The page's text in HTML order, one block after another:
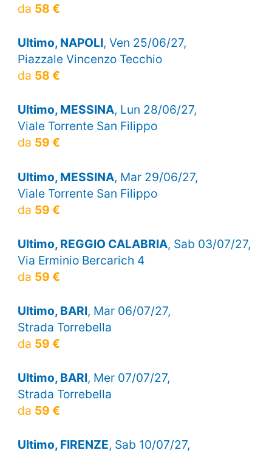
da 58 €
Ultimo, NAPOLI, Ven 25/06/27,
Piazzale Vincenzo Tecchio
da 58 €
Ultimo, MESSINA, Lun 28/06/27,
Viale Torrente San Filippo
da 59 €
Ultimo, MESSINA, Mar 29/06/27,
Viale Torrente San Filippo
da 59 €
Ultimo, REGGIO CALABRIA, Sab 03/07/27,
Via Erminio Bercarich 4
da 59 €
Ultimo, BARI, Mar 06/07/27,
Strada Torrebella
da 59 €
Ultimo, BARI, Mer 07/07/27,
Strada Torrebella
da 59 €
Ultimo, FIRENZE, Sab 10/07/27,